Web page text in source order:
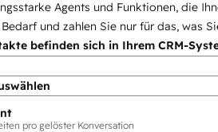
Agents und Funktionen, die
und zahlen Sie nur für das, was
befinden sich in Ihrem CRM-
pro gelöster Konversation